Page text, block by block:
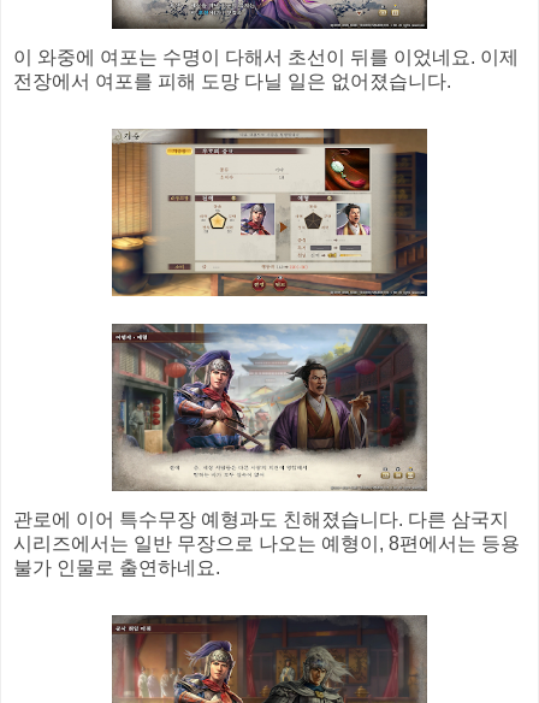
이 와중에 여포는 수명이 다해서 초선이 뒤를 이었네요. 이제
전장에서 여포를 피해 도망 다닐 일은 없어졌습니다.
관로에 이어 특수무장 예형과도 친해졌습니다. 다른 삼국지
시리즈에서는 일반 무장으로 나오는 예형이, 8편에서는 등용
불가 인물로 출연하네요.